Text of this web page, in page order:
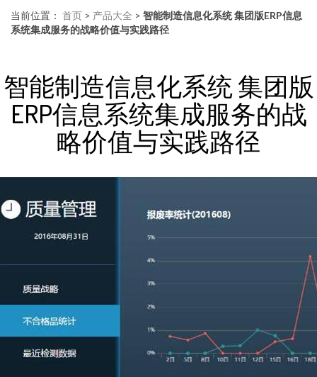
当前位置： 首页 > 产品大全 > 智能制造信息化系统 集团版ERP信息
系统集成服务的战略价值与实践路径
智能制造信息化系统 集团版
ERP信息系统集成服务的战
略价值与实践路径